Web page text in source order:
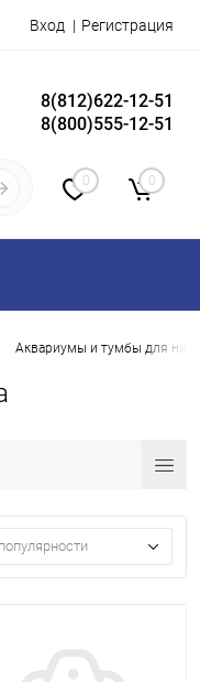
Вход Регистрация
8(812)622-12-51
8(800)555-12-51
0 0
Аквариумы и тумбы для них
популярности